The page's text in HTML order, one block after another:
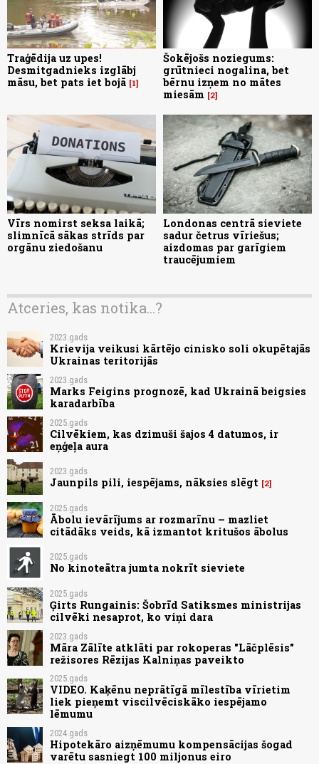
Traģēdija uz upes!
Desmitgadnieks izglābj
māsu, bet pats iet bojā 1
Šokējošs noziegums:
grūtnieci nogalina, bet
bērnu izņem no mātes
miesām
2
Vīrs nomirst seksa laikā;
slimnīcā sākas strīds par
orgānu ziedošanu
Londonas centrā sieviete
sadur četrus vīriešus;
aizdomas par garīgiem
traucējumiem
Atceries, kas notika...?
2023.gads
Krievija veikusi kārtējo cinisko soli okupētajās
Ukrainas teritorijās
2023.gads
Marks Feigins prognozē, kad Ukrainā beigsies
karadarbība
2025.gads
Cilvēkiem, kas dzimuši šajos 4 datumos, ir
eņģeļa aura
2023.gads
Jaunpils pili, iespējams, nāksies slēgt 2
2025.gads
Ābolu ievārījums ar rozmarīnu – mazliet
citādāks veids, kā izmantot kritušos ābolus
2025.gads
No kinoteātra jumta nokrīt sieviete
2025.gads
Ģirts Rungainis: Šobrīd Satiksmes ministrijas
cilvēki nesaprot, ko viņi dara
2023.gads
Māra Zālīte atklāti par rokoperas "Lāčplēsis"
režisores Rēzijas Kalniņas paveikto
2025.gads
VIDEO. Kaķēnu neprātīgā mīlestība vīrietim
liek pieņemt viscilvēciskāko iespējamo
lēmumu
2024.gads
Hipotekāro aizņēmumu kompensācijas šogad
varētu sasniegt 100 miljonus eiro